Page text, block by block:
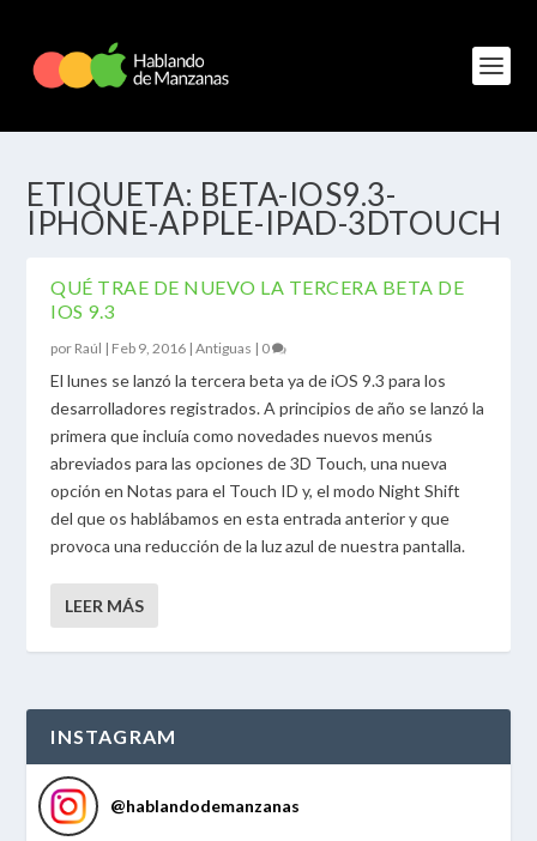
ETIQUETA: BETA-IOS9.3-
IPHONE-APPLE-IPAD-3DTOUCH
QUÉ TRAE DE NUEVO LA TERCERA BETA DE
IOS 9.3
por Raúl | Feb 9, 2016 |Antiguas | 0
El lunes se lanzó la tercera beta ya de iOS 9.3 para los
desarrolladores registrados. A principios de año se lanzó la
primera que incluía como novedades nuevos menús
abreviados para las opciones de 3D Touch, una nueva
opción en Notas para el Touch ID y, el modo Night Shift
del que os hablábamos en esta entrada anterior y que
provoca una reducción de la luz azul de nuestra pantalla.
LEER MÁS
INSTAGRAM
@hablandodemanzanas